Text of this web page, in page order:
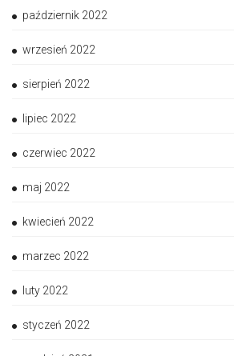
październik 2022
wrzesień 2022
sierpień 2022
lipiec 2022
czerwiec 2022
maj 2022
kwiecień 2022
marzec 2022
luty 2022
styczeń 2022